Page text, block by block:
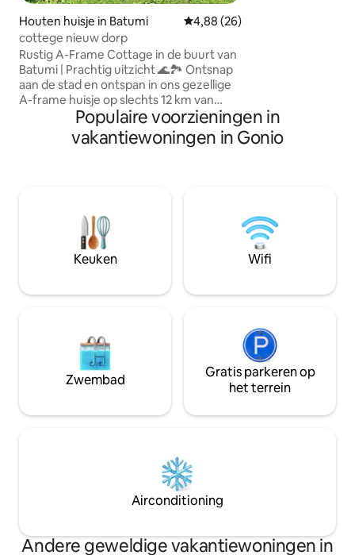
Houten huisje in Batumi Gemiddelde beoordeling van
4,88 (26)
cottege nieuw dorp
Rustig A-Frame Cottage in de buurt van
Batumi | Prachtig uitzicht 🌊🏞️ Ontsnap
aan de stad en ontspan in ons gezellige
A-frame huisje op slechts 12 km van
Batumi, gelegen in het dorp Akhalsofeli
in de buurt van Gonio-Sarpi Perfect voor
gezinnen of kleine groepen — het huis is
tuin met hangmatten, schommels en
een gezellig overdekt zitgedeelte om de
zonsondergang in de tuin te bekijken,
dit is je rustige hoek in de buurt van
of ontspan in de
heerlijke
restaurant en
Populaire voorzieningen in
vakantiewoningen in Gonio
Keuken Wifi
Zwembad
Gratis parkeren op
het terrein
Airconditioning
Andere geweldige vakantiewoningen in